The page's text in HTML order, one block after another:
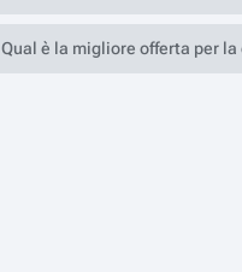
Qual è la migliore offerta per